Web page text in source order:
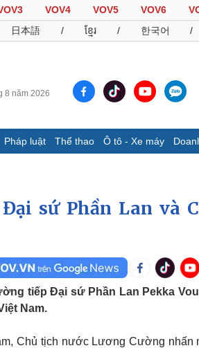
VOV4 VOV5 VOV6
日本語 / ខ្មែរ / 한국어 /
8 năm 2026
Pháp luật Thể thao Ô tô - Xe máy
đây
Ảnh
E-Magazine
đá
Ô tô - Xe máy
sứ Phần Lan và
tiếp Đại sứ Phần Lan Pekka
Nam.
Chủ tịch nước Lương Cường nhấn